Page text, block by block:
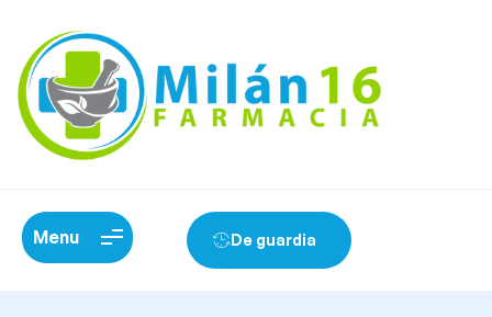
Menu De guardia